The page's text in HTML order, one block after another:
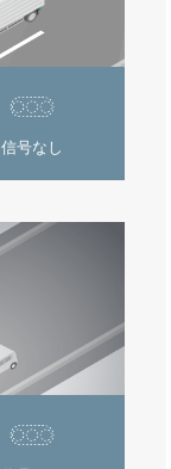
信号なし